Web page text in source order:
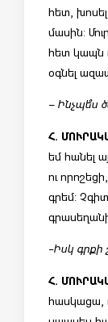
հետ, խոսել
մասին:
հետ կապն
օգնել
–
Հ.
եմ հանել
ու
գրեմ:
-Իսկ գրքի
Հ.
հասկացա,